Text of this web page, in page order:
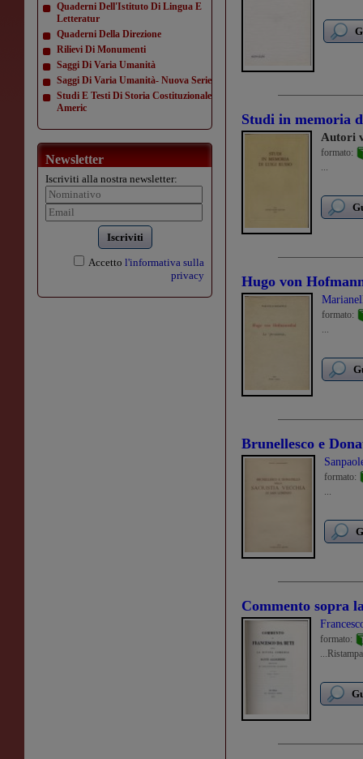
Quaderni Dell'Istituto Di Lingua E
Letteratur
Quaderni Della Direzione
Rilievi Di Monumenti
Saggi Di Varia Umanità
Saggi Di Varia Umanità- Nuova Serie
Studi E Testi Di Storia Costituzionale
Americ
Newsletter
Iscriviti alla nostra newsletter:
Iscriviti
Accetto l'informativa sulla
privacy
Studi in memoria
Autori
formato:
...
Hugo von
formato:
...
Brunellesco e
formato:
...
Commento sopra
formato: